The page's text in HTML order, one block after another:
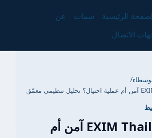
الرئيسية سمات
عن
الاتصال
/
هل EXIM Thailand آمن أم